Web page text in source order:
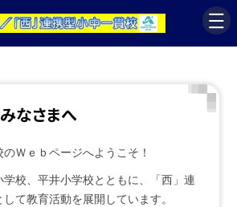
なさまへ
Ｗｅｂページへようこそ！
校、平井小学校とともに、「西」連
て教育活動を展開しています。